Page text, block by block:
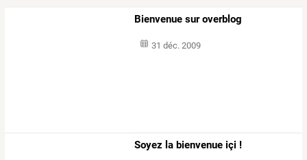
Bienvenue sur overblog
31 déc. 2009
Soyez la bienvenue içi !